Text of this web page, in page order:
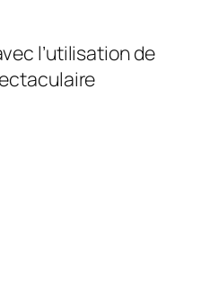
l’utilisation de